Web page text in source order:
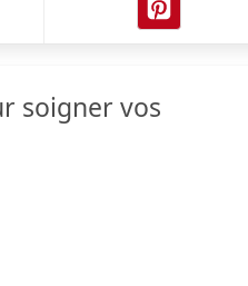
soigner vos